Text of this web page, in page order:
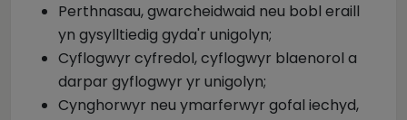
Perthnasau, gwarcheidwaid neu bobl eraill
yn gysylltiedig gyda'r unigolyn;
Cyflogwyr cyfredol, cyflogwyr blaenorol a
darpar gyflogwyr yr unigolyn;
Cynghorwyr neu ymarferwyr gofal iechyd,